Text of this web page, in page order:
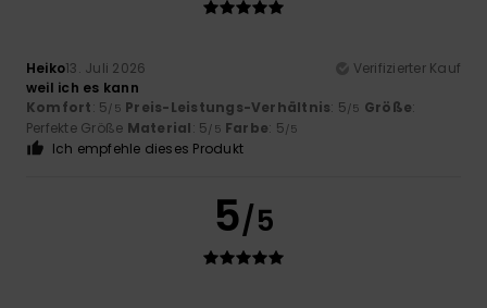
Heiko13. Juli 2026
Verifizierter Kauf
weil ich es kann
Komfort: 5/5 Preis-Leistungs-Verhältnis: 5/5 Größe:
Perfekte Größe Material: 5/5 Farbe: 5/5
Ich empfehle dieses Produkt
5/5